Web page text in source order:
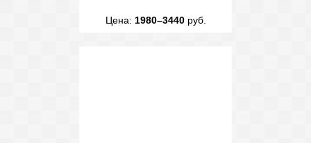
Цена: 1980–3440руб.